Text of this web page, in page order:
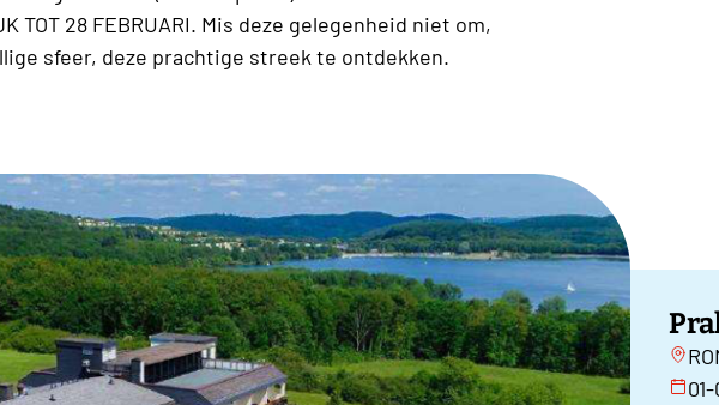
TOT 28 FEBRUARI. Mis deze gelegenheid niet om,
sfeer, deze prachtige streek te ontdekken.
01-